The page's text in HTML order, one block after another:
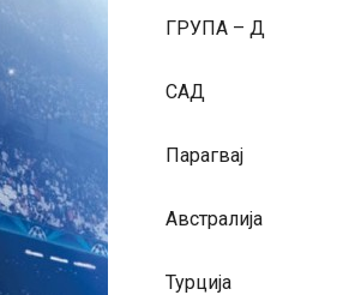
ГРУПА – Д
САД
Парагвај
Австралија
Турција